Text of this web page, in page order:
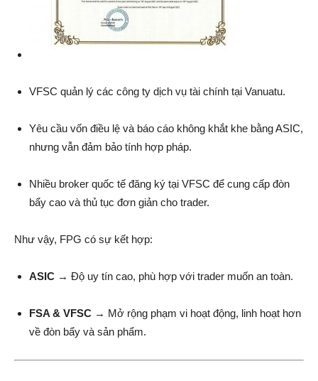
VFSC quản lý các công ty dịch vụ tài chính tại Vanuatu.
Yêu cầu vốn điều lệ và báo cáo không khắt khe bằng ASIC,
nhưng vẫn đảm bảo tính hợp pháp.
Nhiều broker quốc tế đăng ký tại VFSC để cung cấp đòn
bẩy cao và thủ tục đơn giản cho trader.
Như vậy, FPG có sự kết hợp:
ASIC → Độ uy tín cao, phù hợp với trader muốn an toàn.
FSA & VFSC → Mở rộng phạm vi hoạt động, linh hoạt hơn
về đòn bẩy và sản phẩm.